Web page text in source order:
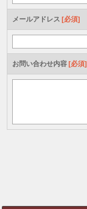
メールアドレス [必須]
お問い合わせ内容 [必須]